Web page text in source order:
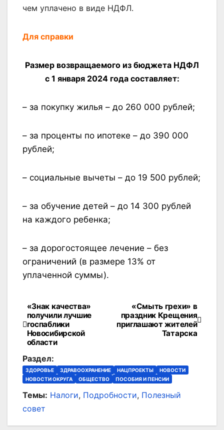
чем уплачено в виде НДФЛ.
Для справки
Размер возвращаемого из бюджета НДФЛ
с 1 января 2024 года составляет:
– за покупку жилья – до 260 000 рублей;
– за проценты по ипотеке – до 390 000
рублей;
– социальные вычеты – до 19 500 рублей;
– за обучение детей – до 14 300 рублей
на каждого ребенка;
– за дорогостоящее лечение – без
ограничений (в размере 13% от
уплаченной суммы).
Навигация
по
записям
«Смыть грехи» в
праздник Крещения
приглашают жителей
Татарска
«Знак качества»
получили лучшие
госпаблики
Новосибирской
области
Раздел:
ЗДОРОВЬЕ ЗДРАВООХРАНЕНИЕ НАЦПРОЕКТЫ
НОВОСТИ
НОВОСТИ ОКРУГА
ОБЩЕСТВО ПОСОБИЯ И ПЕНСИИ
Темы: Налоги, Подробности, Полезный
совет